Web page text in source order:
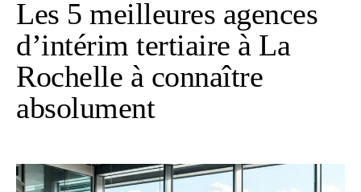
Les 5 meilleures agences
d’intérim tertiaire à La
Rochelle à connaître
absolument